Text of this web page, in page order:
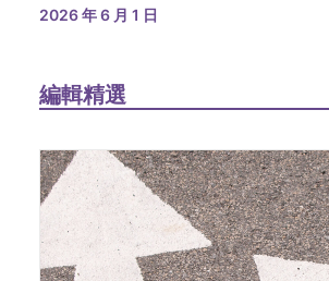
2026 年 6 月 1 日
編輯精選